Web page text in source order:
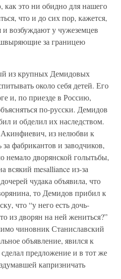
как это ни обидно для нашего
что и до сих пор, кажется,
и возбуждают у чужеземцев
за границею
из крупных Демидовых
около себя детей. Его
и, по приезде в Россию,
по-русски. Демидов
и обделил их наследством.
из нелюбви к
фабрикантов и заводчиков,
немало дворянской голытьбы,
всякий mesalliance из-за
чудака объявила, что
то Демидов прибил к
что “у него есть дочь-
из дворян на ней жениться?”
чиновник Станиславский
объявление, явился к
предложение и в тот же
капризничать